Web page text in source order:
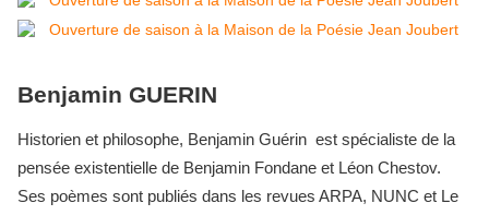
Benjamin GUERIN
Historien et philosophe, Benjamin Guérin est spécialiste de la
pensée existentielle de Benjamin Fondane et Léon Chestov.
Ses poèmes sont publiés dans les revues ARPA, NUNC et Le